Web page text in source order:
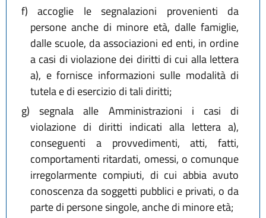
f) accoglie le segnalazioni provenienti da
persone anche di minore età, dalle famiglie,
dalle scuole, da associazioni ed enti, in ordine
a casi di violazione dei diritti di cui alla lettera
a), e fornisce informazioni sulle modalità di
tutela e di esercizio di tali diritti;
g) segnala alle Amministrazioni i casi di
violazione di diritti indicati alla lettera a),
conseguenti a provvedimenti, atti, fatti,
comportamenti ritardati, omessi, o comunque
irregolarmente compiuti, di cui abbia avuto
conoscenza da soggetti pubblici e privati, o da
parte di persone singole, anche di minore età;